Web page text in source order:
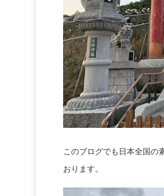
このブログでも日本全国の
おります。